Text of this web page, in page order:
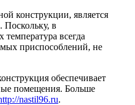
конструкции, является
Поскольку, в
всегда
приспособлений, не
обеспечивает
помещения. Больше
nastil96.ru.